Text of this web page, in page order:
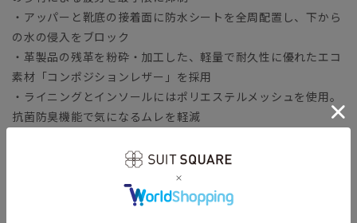
・アッパーと靴底の接着面に防水シートを全周配置し、下から
の水の侵入をブロック
・革製品の残革を粉砕・加工した、軽量で耐久性に優れたエコ
素材「コンポジションレザー」を採用
・ライニングとインソールにはポリエステルメッシュを使用。
抗菌防臭機能で気になるムレを軽減
の快適な蹴り出しをサポート
・クッション性の高いEVA素材の厚底アウトソールで、驚きの
軽さと優れた衝撃吸収性を実現